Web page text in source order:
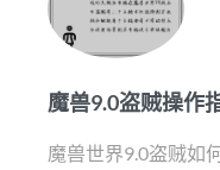
魔兽9.0盗贼操作
魔兽世界9.0盗贼如